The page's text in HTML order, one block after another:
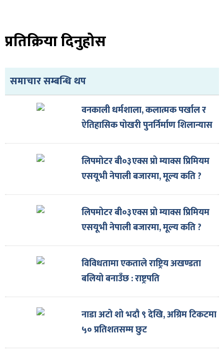
प्रतिक्रिया दिनुहोस
समाचार सम्बन्धि थप
वनकाली धर्मशाला, कलात्मक पर्खाल र
ऐतिहासिक पोखरी पुनर्निर्माण शिलान्यास
लिपमोटर बी०३एक्स प्रो म्याक्स प्रिमियम
एसयूभी नेपाली बजारमा, मूल्य कति ?
लिपमोटर बी०३एक्स प्रो म्याक्स प्रिमियम
एसयूभी नेपाली बजारमा, मूल्य कति ?
विविधतामा एकताले राष्ट्रिय अखण्डता
बलियो बनाउँछ : राष्ट्रपति
नाडा अटो शो भदौ ९ देखि, अग्रिम टिकटमा
५० प्रतिशतसम्म छुट